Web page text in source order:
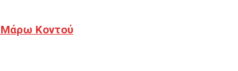
Μάρω Κοντού